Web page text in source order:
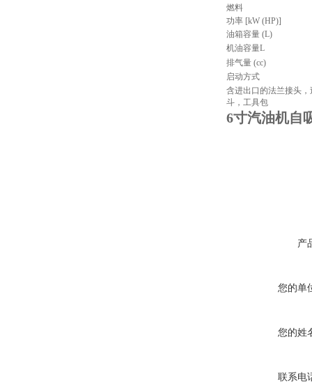
燃料
功率 [kW (HP)]
油箱容量 (L)
机油容量L
排气量 (cc)
启动方式
含进出口的法兰接头
斗，工具包
6寸汽油机自
产
您的单
您的姓
联系电